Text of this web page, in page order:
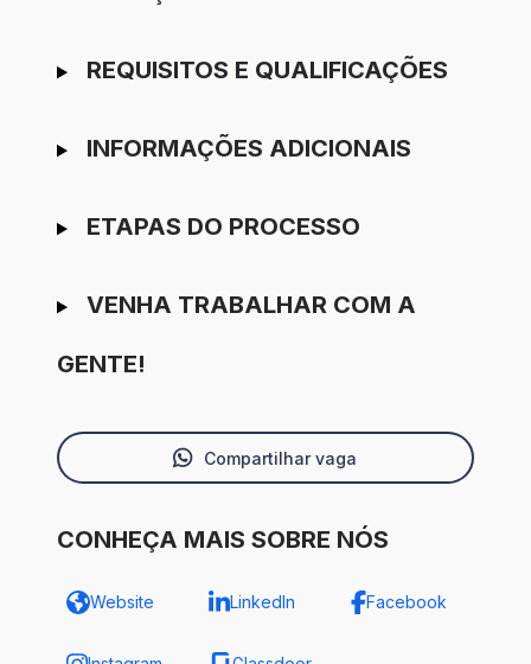
REQUISITOS E QUALIFICAÇÕES
INFORMAÇÕES ADICIONAIS
ETAPAS DO PROCESSO
VENHA TRABALHAR COM A
GENTE!
Compartilhar vaga
CONHEÇA MAIS SOBRE NÓS
Website LinkedIn Facebook